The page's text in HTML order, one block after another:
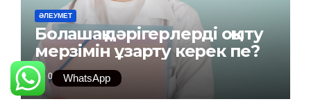
ӘЛЕУМЕТ
Болашақ дәрігерлерді оқыту
мерзімін ұзарту керек пе?
06.08.2026
WhatsApp